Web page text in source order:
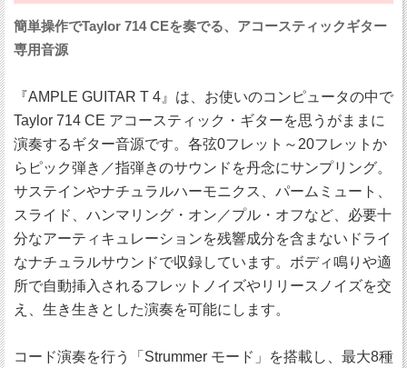
簡単操作でTaylor 714 CEを奏でる、アコースティックギター
専用音源
『AMPLE GUITAR T 4』は、お使いのコンピュータの中で
Taylor 714 CE アコースティック・ギターを思うがままに
演奏するギター音源です。各弦0フレット～20フレットか
らピック弾き／指弾きのサウンドを丹念にサンプリング。
サステインやナチュラルハーモニクス、パームミュート、
スライド、ハンマリング・オン／プル・オフなど、必要十
分なアーティキュレーションを残響成分を含まないドライ
なナチュラルサウンドで収録しています。ボディ鳴りや適
所で自動挿入されるフレットノイズやリリースノイズを交
え、生き生きとした演奏を可能にします。
コード演奏を行う「Strummer モード」を搭載し、最大8種